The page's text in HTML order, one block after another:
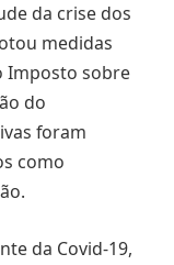
da crise dos
medidas
Imposto sobre
do
foram
como
da Covid-19,